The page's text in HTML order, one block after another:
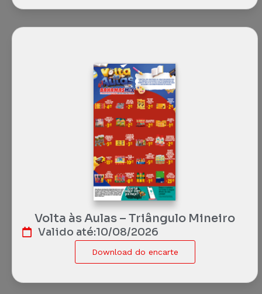
Volta às Aulas – Triângulo Mineiro
Valido até:10/08/2026
Download do encarte